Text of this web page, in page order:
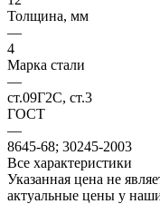
Толщина, мм
—
4
Марка стали
—
ст.09Г2С, ст.3
ГОСТ
—
8645-68; 30245-2003
Все характеристики
Указанная цена не
актуальные цены у